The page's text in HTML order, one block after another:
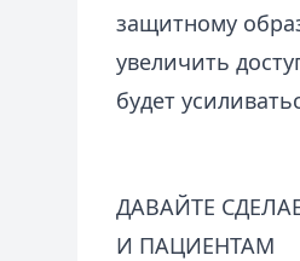
защитному
увеличить
будет
ДАВАЙТЕ
И ПАЦИЕНТАМ